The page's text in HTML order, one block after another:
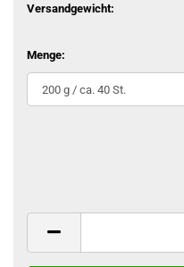
Versandgewicht:
Menge: